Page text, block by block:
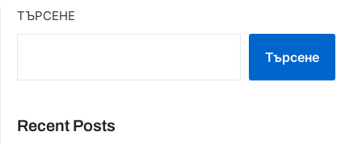
ТЪРСЕНЕ
Търсене
Recent Posts